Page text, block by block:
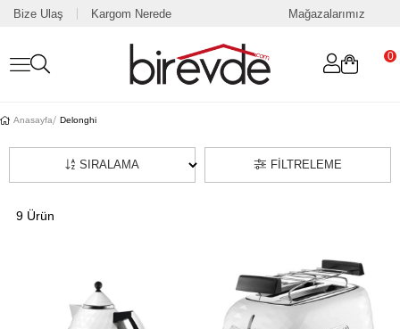
Bize Ulaş Kargom Nerede Mağazalarımız
0
Anasayfa Delonghi
FILTRELEME
SIRALAMA
9 Ürün